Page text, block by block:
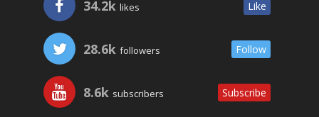
34.2k likes Like
28.6k followers Follow
8.6k subscribers Subscribe